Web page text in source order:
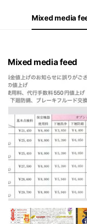
09:00 - 17:30
09:00 - 17:30
営業時間は金曜日から土曜
Mixed media
Mixed media feed